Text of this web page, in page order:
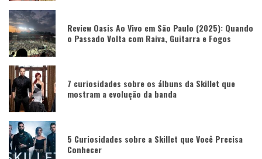
Review Oasis Ao Vivo em São Paulo (2025): Quando
o Passado Volta com Raiva, Guitarra e Fogos
7 curiosidades sobre os álbuns da Skillet que
mostram a evolução da banda
5 Curiosidades sobre a Skillet que Você Precisa
Conhecer